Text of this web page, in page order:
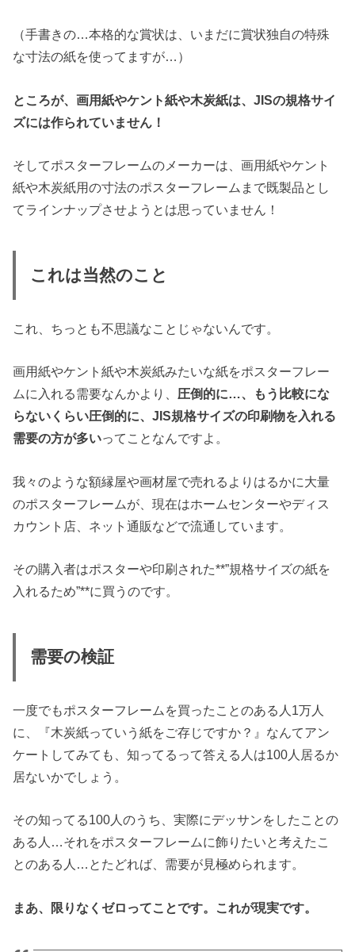
（手書きの…本格的な賞状は、いまだに賞状独自の特殊
な寸法の紙を使ってますが…）
ところが、画用紙やケント紙や木炭紙は、JISの規格サイ
ズには作られていません！
そしてポスターフレームのメーカーは、画用紙やケント
紙や木炭紙用の寸法のポスターフレームまで既製品とし
てラインナップさせようとは思っていません！
これは当然のこと
これ、ちっとも不思議なことじゃないんです。
画用紙やケント紙や木炭紙みたいな紙をポスターフレー
ムに入れる需要なんかより、 圧倒的に…、もう比較にな
らないくらい圧倒的に、JIS規格サイズの印刷物を入れる
需要の方が多いってことなんですよ。
我々のような額縁屋や画材屋で売れるよりはるかに大量
のポスターフレームが、現在はホームセンターやディス
カウント店、ネット通販などで流通しています。
その購入者はポスターや印刷された**”規格サイズの紙を
入れるため”**に買うのです。
需要の検証
一度でもポスターフレームを買ったことのある人1万人
に、『木炭紙っていう紙をご存じですか？』なんてアン
ケートしてみても、知ってるって答える人は100人居るか
居ないかでしょう。
その知ってる100人のうち、実際にデッサンをしたことの
ある人…それをポスターフレームに飾りたいと考えたこ
とのある人…とたどれば、需要が見極められます。
まあ、限りなくゼロってことです。これが現実です。